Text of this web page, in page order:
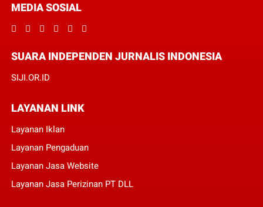
MEDIA SOSIAL
SUARA INDEPENDEN JURNALIS INDONESIA
SIJI.OR.ID
LAYANAN LINK
Layanan Iklan
Layanan Pengaduan
Layanan Jasa Website
Layanan Jasa Perizinan PT DLL